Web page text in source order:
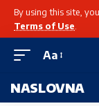
By using this site,
Terms of Use
Aa
NASLOVNA